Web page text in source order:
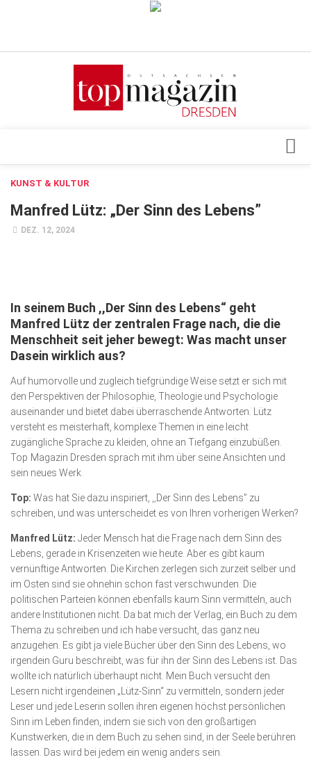
Verkaufsstellen
Architektur & Design
Events
Genuss
Gesellschaft
Kunst & Kultur
Lifestyle
Ausflug & Reise
Podcast
Top Branchen
SACHSEN IN PARIS
KUNST & KULTUR
Manfred Lütz: „Der Sinn des Lebens”
DEZ. 12, 2024
In seinem Buch ,,Der Sinn des Lebens“ geht
Manfred Lütz der zentralen Frage nach, die die
Menschheit seit jeher bewegt: Was macht unser
Dasein wirklich aus?
Auf humorvolle und zugleich tiefgründige Weise setzt er sich mit
den Perspektiven der Philosophie, Theologie und Psychologie
auseinander und bietet dabei überraschende Antworten. Lütz
versteht es meisterhaft, komplexe Themen in eine leicht
zugängliche Sprache zu kleiden, ohne an Tiefgang einzubüßen.
Top Magazin Dresden sprach mit ihm über seine Ansichten und
sein neues Werk.
Top: Was hat Sie dazu inspiriert, ,,Der Sinn des Lebens” zu
schreiben, und was unterscheidet es von Ihren vorherigen Werken?
Manfred Lütz: Jeder Mensch hat die Frage nach dem Sinn des
Lebens, gerade in Krisenzeiten wie heute. Aber es gibt kaum
vernünftige Antworten. Die Kirchen zerlegen sich zurzeit selber und
im Osten sind sie ohnehin schon fast verschwunden. Die
politischen Parteien können ebenfalls kaum Sinn vermitteln, auch
andere Institutionen nicht. Da bat mich der Verlag, ein Buch zu dem
Thema zu schreiben und ich habe versucht, das ganz neu
anzugehen. Es gibt ja viele Bücher über den Sinn des Lebens, wo
irgendein Guru beschreibt, was für ihn der Sinn des Lebens ist. Das
wollte ich natürlich überhaupt nicht. Mein Buch versucht den
Lesern nicht irgendeinen „Lütz-Sinn“ zu vermitteln, sondern jeder
Leser und jede Leserin sollen ihren eigenen höchst persönlichen
Sinn im Leben finden, indem sie sich von den großartigen
Kunstwerken, die in dem Buch zu sehen sind, in der Seele berühren
lassen. Das wird bei jedem ein wenig anders sein.